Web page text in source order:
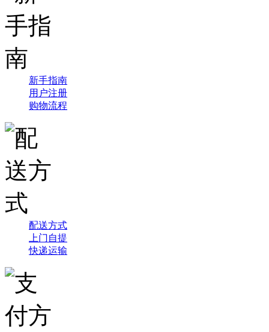
新手指南
用户注册
购物流程
配送方式
上门自提
快递运输